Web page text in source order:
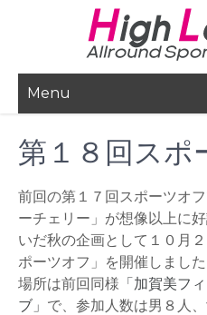
Menu
第１８回スポ
前回の第１７回スポーツオ
ーチェリー」が想像以上に
いだ秋の企画として１０月
ポーツオフ」を開催しました
場所は前回同様 「加賀美フ
ブ」 で、参加人数は男８人